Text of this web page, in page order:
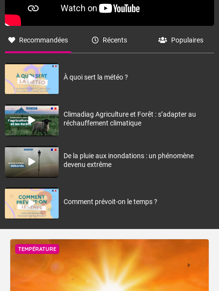
Recommandées Récents Populaires
À quoi sert la météo ?
Climadiag Agriculture et Forêt : s’adapter au
réchauffement climatique
De la pluie aux inondations : un phénomène
devenu extrême
Comment prévoit-on le temps ?
TEMPÉRATURE